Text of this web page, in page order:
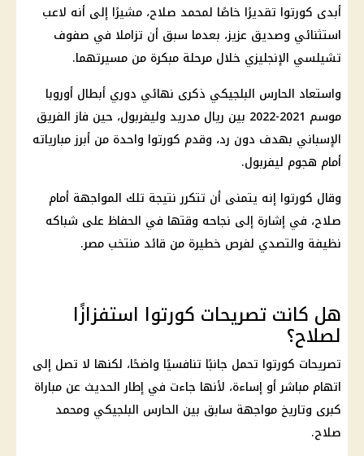
أبدى كورتوا تقديرًا خاصًا لمحمد صلاح، مشيرًا إلى أنه لاعب
استثنائي وصديق عزيز، بعدما سبق أن تزاملا في صفوف
تشيلسي الإنجليزي خلال مرحلة مبكرة من مسيرتهما.
واستعاد الحارس البلجيكي ذكرى نهائي دوري أبطال أوروبا
موسم 2021-2022 بين ريال مدريد وليفربول، حين فاز الفريق
الإسباني بهدف دون رد، وقدم كورتوا واحدة من أبرز مبارياته
أمام هجوم ليفربول.
وقال كورتوا إنه يتمنى أن تتكرر نتيجة تلك المواجهة أمام
صلاح، في إشارة إلى نجاحه وقتها في الحفاظ على شباكه
نظيفة والتصدي لفرص خطيرة من قائد منتخب مصر.
هل كانت تصريحات كورتوا استفزازًا
لصلاح؟
تصريحات كورتوا تحمل جانبًا تنافسيًا واضحًا، لكنها لا تصل إلى
اتهام مباشر أو إساءة، لأنها جاءت في إطار الحديث عن مباراة
كبرى وتاريخ مواجهة سابق بين الحارس البلجيكي ومحمد
صلاح.